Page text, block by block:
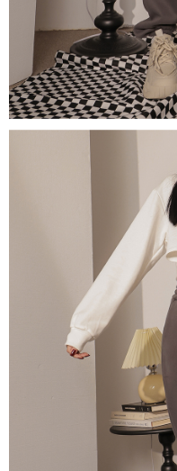
てAFTEEにご提供いただく、
理、利用を許可することにに
択しないでください。